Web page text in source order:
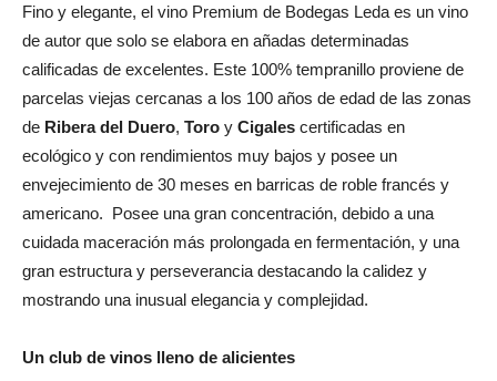
Fino y elegante, el vino Premium de Bodegas Leda es un vino
de autor que solo se elabora en añadas determinadas
calificadas de excelentes. Este 100% tempranillo proviene de
parcelas viejas cercanas a los 100 años de edad de las zonas
de Ribera del Duero, Toro y Cigales certificadas en
ecológico y con rendimientos muy bajos y posee un
envejecimiento de 30 meses en barricas de roble francés y
americano. Posee una gran concentración, debido a una
cuidada maceración más prolongada en fermentación, y una
gran estructura y perseverancia destacando la calidez y
mostrando una inusual elegancia y complejidad.
Un club de vinos lleno de alicientes